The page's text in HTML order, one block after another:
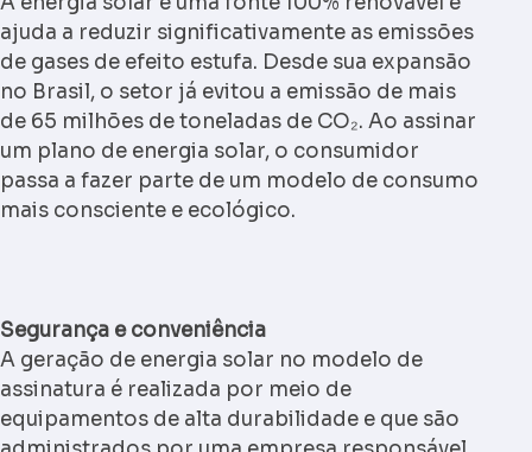
ajuda a reduzir significativamente as emissões
de gases de efeito estufa. Desde sua expansão
no Brasil, o setor já evitou a emissão de mais
de 65 milhões de toneladas de CO₂. Ao assinar
um plano de energia solar, o consumidor
passa a fazer parte de um modelo de consumo
mais consciente e ecológico.
Segurança e conveniência
A geração de energia solar no modelo de
assinatura é realizada por meio de
equipamentos de alta durabilidade e que são